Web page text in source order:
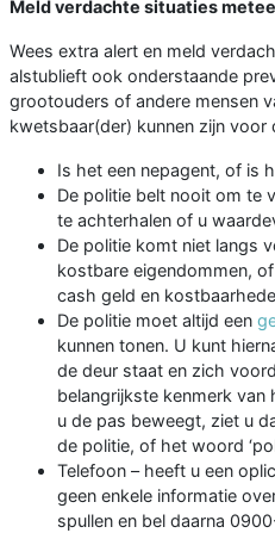
Meld verdachte situaties
Wees extra alert en meld
alstublieft ook onderstaande
grootouders of andere mensen
kwetsbaar(der) kunnen zijn voor
Is het een nepagent, of is
De politie belt nooit om te
te achterhalen of u
De politie komt niet langs
kostbare eigendommen,
cash geld en
De politie moet altijd een
kunnen tonen. U kunt
de deur staat en zich
belangrijkste kenmerk
u de pas beweegt, ziet u
de politie, of het woord
Telefoon – heeft u een
geen enkele informatie
spullen en bel daarna